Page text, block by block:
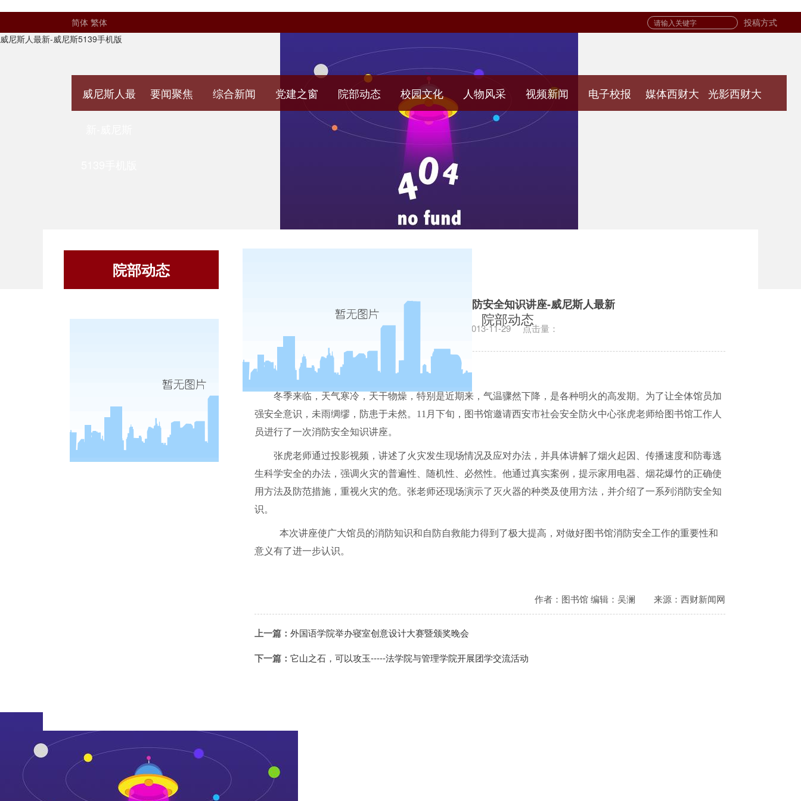
简体 繁体
投稿方式
威尼斯人最新-威尼斯5139手机版
威尼斯人最 要闻聚焦 综合新闻 党建之窗 院部动态 校园文化 人物风采 视频新闻 电子校报 媒体西财大 光影西财大
院部动态
院部动态
图书馆举办冬季防火消防安全知识讲座-威尼斯人最新
发布日期：2013-11-29 点击量：
冬季来临，天气寒冷，天干物燥，特别是近期来，气温骤然下降，是各种明火的高发期。为了让全体馆员加
强安全意识，未雨绸缪，防患于未然。 11 月下旬，图书馆邀请西安市社会安全防火中心张虎老师给图书馆工作人
员进行了一次消防安全知识讲座。
张虎老师通过投影视频，讲述了火灾发生现场情况及应对办法，并具体讲解了烟火起因、传播速度和防毒逃
生科学安全的办法，强调火灾的普遍性、随机性、必然性。他通过真实案例，提示家用电器、烟花爆竹的正确使
用方法及防范措施，重视火灾的危。张老师还现场演示了灭火器的种类及使用方法，并介绍了一系列消防安全知
识。
本次讲座使广大馆员的消防知识和自防自救能力得到了极大提高，对做好图书馆消防安全工作的重要性和
意义有了进一步认识。
作者：图书馆 编辑：吴澜 来源：西财新闻网
上一篇： 外国语学院举办寝室创意设计大赛暨颁奖晚会
下一篇： 它山之石，可以攻玉-----法学院与管理学院开展团学交流活动